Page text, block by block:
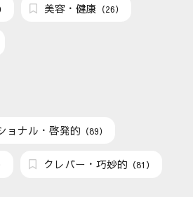
美容・健康 （26）
ョナル・啓発的 （89）
クレバー・巧妙的 （81）